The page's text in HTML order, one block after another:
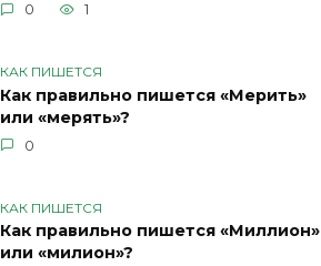
0 1
КАК ПИШЕТСЯ
Как правильно пишется «Мерить»
или «мерять»?
0
КАК ПИШЕТСЯ
Как правильно пишется «Миллион»
или «милион»?